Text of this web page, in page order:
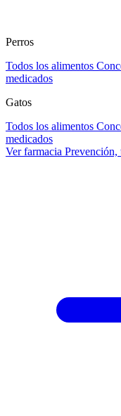
Perros
Todos los alimentos
medicados
Gatos
Todos los alimentos
medicados
Ver farmacia Prevención,